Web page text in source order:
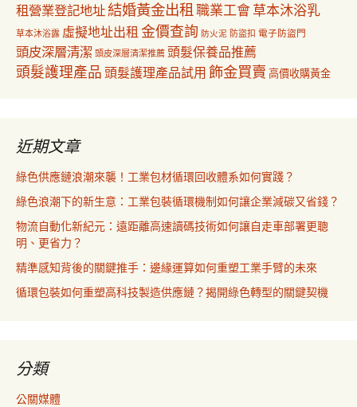
租營業登記地址結婚黃金出租職業工會草本沐浴乳
草本沐浴露 虛擬地址出租 金價查詢 防火泥 防盜扣 電子防盜門
頭皮深層清潔 頭皮深層清潔推薦 頭髮保養品推薦
頭髮護理產品 頭髮護理產品試用 飾金買賣 高價收購黃金
近期文章
綠色供應鏈浪潮來襲！工業包材循環回收體系如何實踐？
綠色浪潮下的新生意：工業包裝循環機制如何讓企業減碳又省錢？
物流自動化新紀元：遠距離高速讀碼技術如何讓自走車部署更聰
明、更省力？
精準感知背後的關鍵推手：邊緣運算如何重塑工業手臂的未來
循環包裝如何重塑高科技製造供應鏈？揭開綠色轉型的關鍵契機
分類
公關媒體